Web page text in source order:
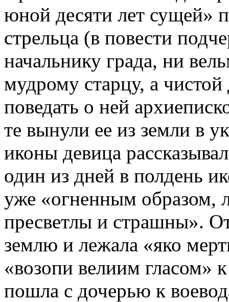
юной десяти лет сущей»
стрельца (в повести
начальнику града, ни
мудрому старцу, а
поведать о ней
те вынули ее из земли в
иконы девица
один из дней в полдень
уже «огненным образом,
пресветлы и страшны».
землю и лежала «яко
«возопи велиим гласом»
пошла с дочерью к